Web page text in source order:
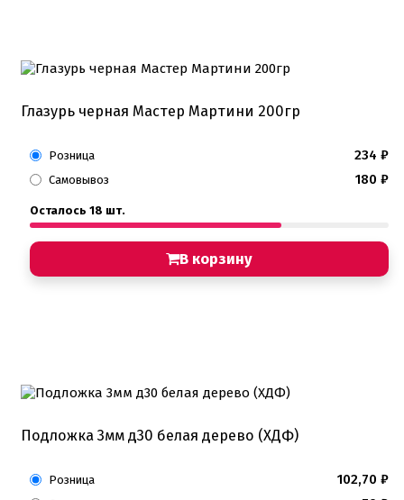
Глазурь черная Мастер Мартини 200гр
Розница 234 ₽
Самовывоз 180 ₽
Осталось 18 шт.
В корзину
Подложка 3мм д30 белая дерево (ХДФ)
Розница 102,70 ₽